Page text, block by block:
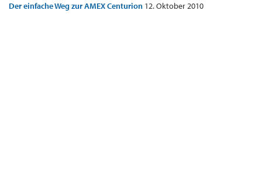
Der einfache Weg zur AMEX Centurion 12. Oktober 2010